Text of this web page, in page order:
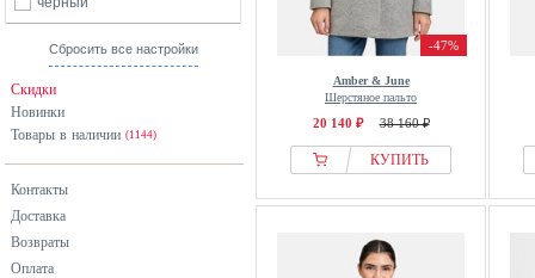
Сбросить все настройки
Скидки
Новинки
Товары в наличии (1144)
Контакты
Доставка
Возвраты
Оплата
-47%
Amber & June
Шерстяное пальто
20 140 ₽ 38 160 ₽
КУПИТЬ